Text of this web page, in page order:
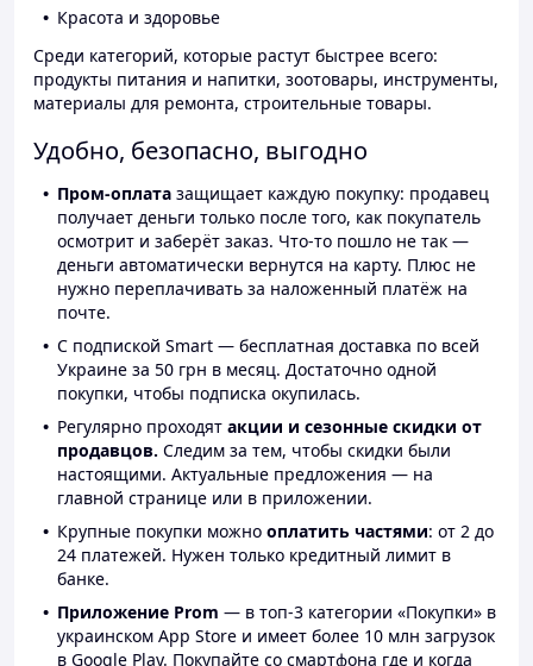
Красота и здоровье
Среди категорий, которые растут быстрее всего:
продукты питания и напитки, зоотовары, инструменты,
материалы для ремонта, строительные товары.
Удобно, безопасно, выгодно
Пром-оплата защищает каждую покупку: продавец
получает деньги только после того, как покупатель
осмотрит и заберёт заказ. Что-то пошло не так —
деньги автоматически вернутся на карту. Плюс не
нужно переплачивать за наложенный платёж на
почте.
С подпиской Smart — бесплатная доставка по всей
Украине за 50 грн в месяц. Достаточно одной
покупки, чтобы подписка окупилась.
Регулярно проходят акции и сезонные скидки от
продавцов. Следим за тем, чтобы скидки были
настоящими. Актуальные предложения — на
главной странице или в приложении.
Крупные покупки можно оплатить частями: от 2 до
24 платежей. Нужен только кредитный лимит в
банке.
Приложение Prom — в топ-3 категории «Покупки» в
украинском App Store и имеет более 10 млн загрузок
в Google Play. Покупайте со смартфона где и когда